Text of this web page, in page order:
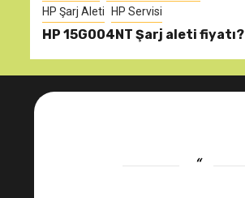
HP Şarj Aleti
HP Servisi
HP 15G004NT Şarj aleti fiyatı?